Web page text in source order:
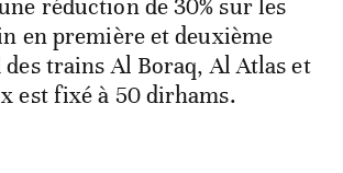
réduction de 30% sur les
en première et deuxième
des trains Al Boraq, Al Atlas et
est fixé à 50 dirhams.